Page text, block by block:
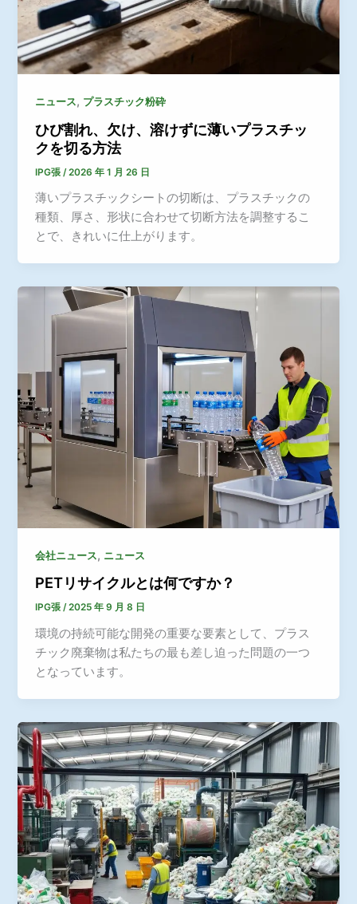
ニュース, プラスチック粉砕
ひび割れ、欠け、溶けずに薄いプラスチッ
クを切る方法
IPG張 /2026 年 1 月 26 日
薄いプラスチックシートの切断は、プラスチックの
種類、厚さ、形状に合わせて切断方法を調整するこ
とで、きれいに仕上がります。
会社ニュース, ニュース
PETリサイクルとは何ですか？
IPG張/2025 年 9 月 8 日
環境の持続可能な開発の重要な要素として、プラス
チック廃棄物は私たちの最も差し迫った問題の一つ
となっています。